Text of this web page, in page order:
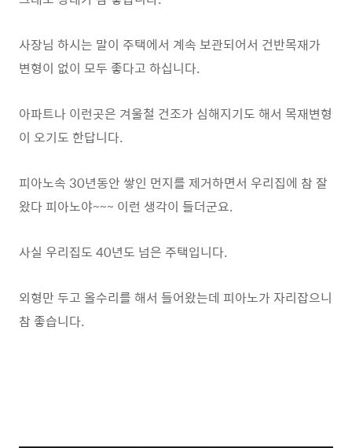
사장님 하시는 말이 주택에서 계속 보관되어서 건반목재가
변형이 없이 모두 좋다고 하십니다.
아파트나 이런곳은 겨울철 건조가 심해지기도 해서 목재변형
이 오기도 한답니다.
피아노속 30년동안 쌓인 먼지를 제거하면서 우리집에 참 잘
왔다 피아노야~~~ 이런 생각이 들더군요.
사실 우리집도 40년도 넘은 주택입니다.
외형만 두고 올수리를 해서 들어왔는데 피아노가 자리잡으니
참 좋습니다.